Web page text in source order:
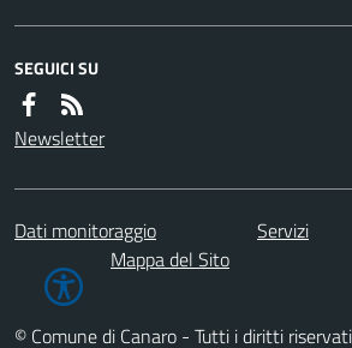
SEGUICI SU
Newsletter
Dati monitoraggio Servizi
Mappa del Sito
© Comune di Canaro - Tutti i diritti riservati